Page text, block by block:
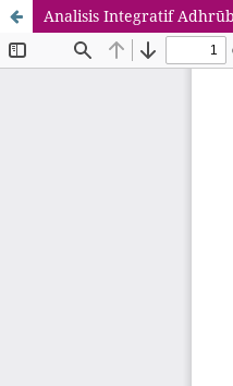
Analisis Integratif